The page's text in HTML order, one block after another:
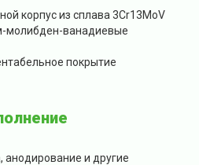
корпус из сплава 3Cr13MoV
молибден-ванадиевые
покрытие
и другие